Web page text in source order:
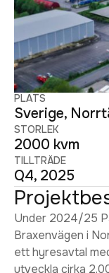
PLATS
Sverige,
STORLEK
2000 kvm
TILLTRÄDE
Q4, 2025
Under 2024/25
Braxenvägen i
ett hyresavtal
utveckla cirka